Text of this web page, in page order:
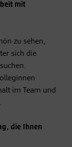
mit
zu sehen,
sich die
im Team und
die Ihnen